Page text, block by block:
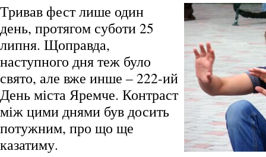
Тривав фест лише один
день, протягом суботи 25
липня. Щоправда,
наступного дня теж було
свято, але вже инше – 222-ий
День міста Яремче. Контраст
між цими днями був досить
потужним, про що ще
казатиму.